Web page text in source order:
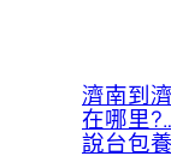
濟南到
在哪里
說台包